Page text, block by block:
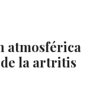
atmosférica
la artritis